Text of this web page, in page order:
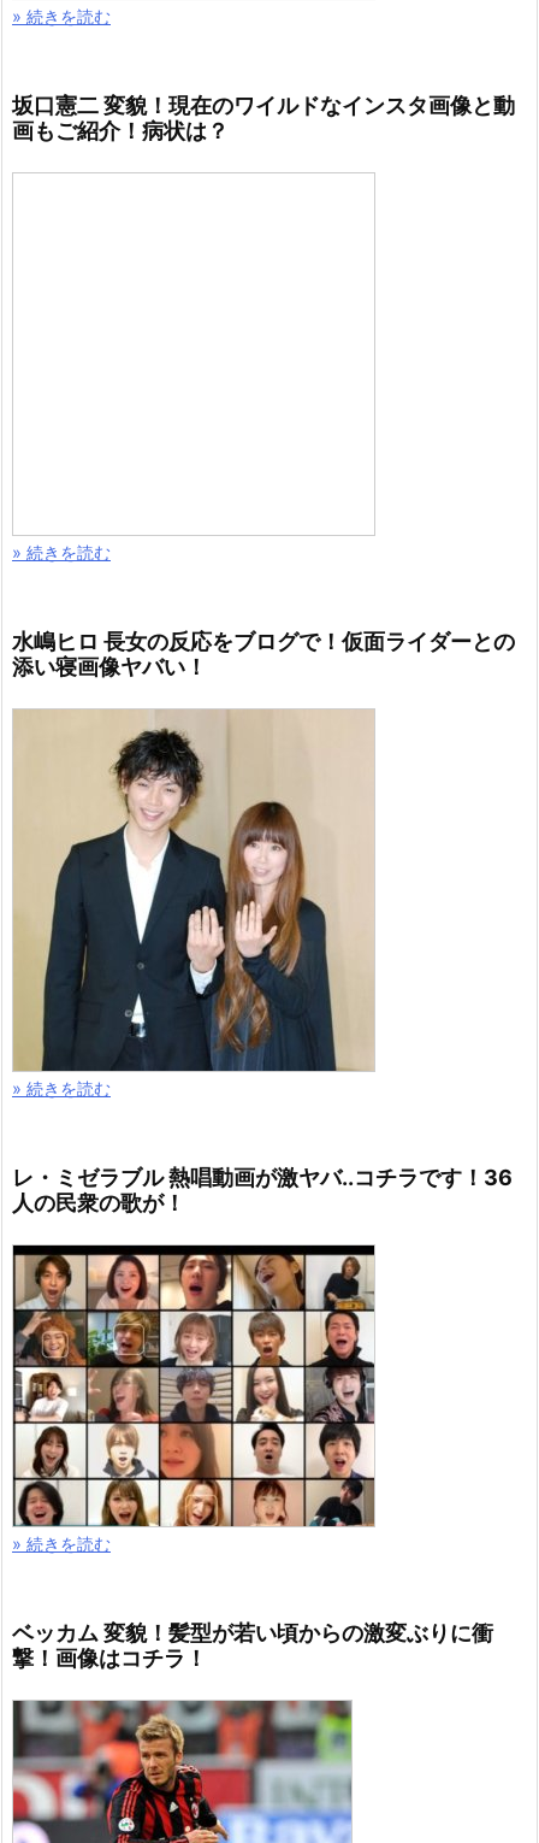
» 続きを読む
坂口憲二 変貌！現在のワイルドなインスタ画像と動
画もご紹介！病状は？
» 続きを読む
水嶋ヒロ 長女の反応をブログで！仮面ライダーとの
添い寝画像ヤバい！
» 続きを読む
レ・ミゼラブル 熱唱動画が激ヤバ..コチラです！36
人の民衆の歌が！
» 続きを読む
ベッカム 変貌！髪型が若い頃からの激変ぶりに衝
撃！画像はコチラ！